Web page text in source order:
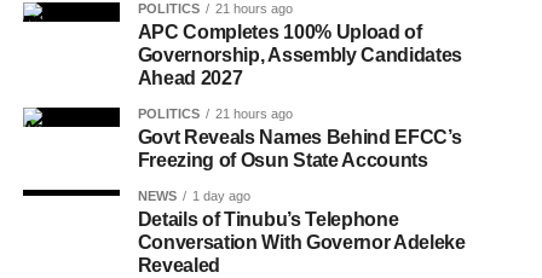
POLITICS 21 hours ago
APC Completes 100% Upload of
Governorship, Assembly Candidates
Ahead 2027
POLITICS 21 hours ago
Govt Reveals Names Behind EFCC’s
Freezing of Osun State Accounts
NEWS 1 day ago
Details of Tinubu’s Telephone
Conversation With Governor Adeleke
Revealed